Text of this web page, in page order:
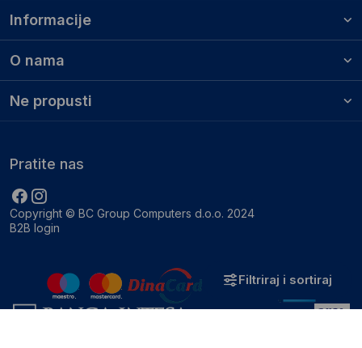
Filtriraj i sortiraj
Informacije
O nama
Ne propusti
Copyright © BC Group Computers d.o.o. 2024
B2B login
Pratite nas